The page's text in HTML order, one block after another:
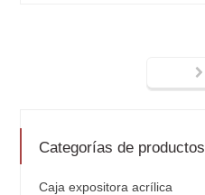
Categorías de productos
Caja expositora acrílica